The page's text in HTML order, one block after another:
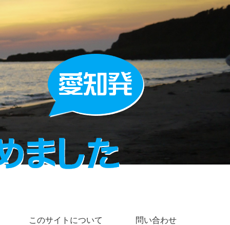
このサイトについて 問い合わせ